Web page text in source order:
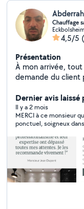
Chauffage
4,5/5
Présentation
À mon arrivée,
demande du client
Dernier avis
Il y a 2 mois
MERCI à ce monsieur qui est
ponctuel, soigneux